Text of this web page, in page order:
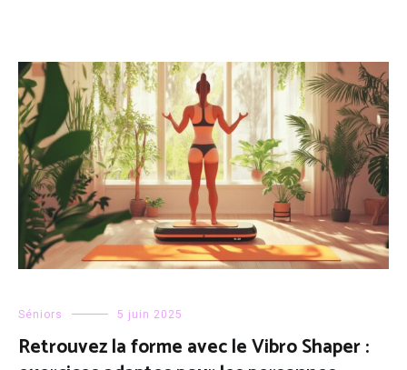
Séniors 5 juin 2025
Retrouvez la forme avec le Vibro Shaper :